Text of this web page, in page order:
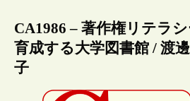
CA1986 – 著作権リテラ
育成する大学図書館 / 渡
子